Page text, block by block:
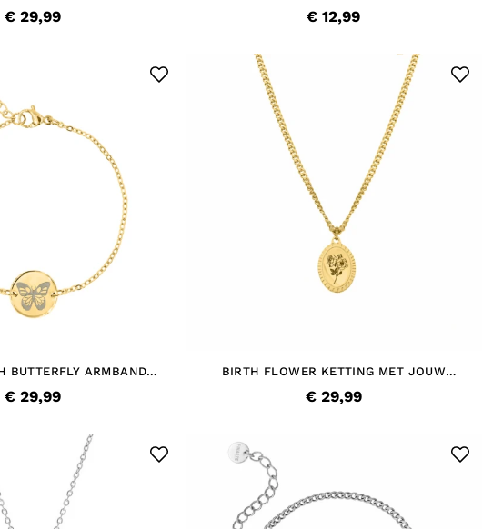
€ 29,99 € 12,99
BUTTERFLY ARMBAND
€ 29,99
BIRTH FLOWER KETTING MET JOUW
€ 29,99